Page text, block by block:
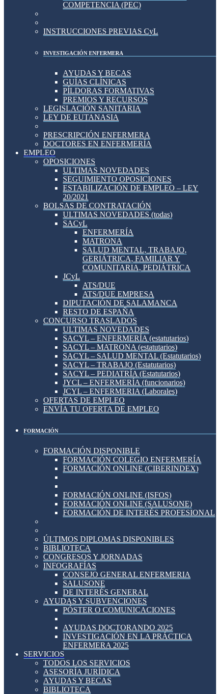
COMPETENCIA (PEC)
INSTRUCCIONES PREVIAS CyL
INVESTIGACIÓN ENFERMERA
AYUDAS Y BECAS
GUÍAS CLÍNICAS
PÍLDORAS FORMATIVAS
PREMIOS Y RECURSOS
LEGISLACIÓN SANITARIA
LEY DE EUTANASIA
PRESCRIPCIÓN ENFERMERA
DOCTORES EN ENFERMERÍA
EMPLEO
OPOSICIONES
ULTIMAS NOVEDADES
SEGUIMIENTO OPOSICIONES
ESTABILIZACIÓN DE EMPLEO – LEY
20/2021
BOLSAS DE CONTRATACIÓN
ULTIMAS NOVEDADES (todas)
SACyL
ENFERMERÍA
MATRONA
SALUD MENTAL, TRABAJO,
GERIÁTRICA, FAMILIAR Y
COMUNITARIA, PEDIÁTRICA
JCyL
ATS/DUE
ATS/DUE EMPRESA
DIPUTACIÓN DE SALAMANCA
RESTO DE ESPAÑA
CONCURSO TRASLADOS
ULTIMAS NOVEDADES
SACYL – ENFERMERÍA (estatutarios)
SACYL – MATRONA (estatutarios)
SACYL – SALUD MENTAL (Estatutarios)
SACYL – TRABAJO (Estatutarios)
SACYL – PEDIATRÍA (Estatutarios)
JYCL – ENFERMERÍA (funcionarios)
JCYL – ENFERMERIA (Laborales)
OFERTAS DE EMPLEO
ENVÍA TU OFERTA DE EMPLEO
FORMACIÓN
FORMACIÓN DISPONIBLE
FORMACIÓN COLEGIO ENFERMERÍA
FORMACIÓN ONLINE (CIBERINDEX)
FORMACIÓN ONLINE (ISFOS)
FORMACIÓN ONLINE (SALUSONE)
FORMACIÓN DE INTERÉS PROFESIONAL
ÚLTIMOS DIPLOMAS DISPONIBLES
BIBLIOTECA
CONGRESOS Y JORNADAS
INFOGRAFÍAS
CONSEJO GENERAL ENFERMERIA
SALUSONE
DE INTERÉS GENERAL
AYUDAS Y SUBVENCIONES
PÓSTER O COMUNICACIONES
AYUDAS DOCTORANDO 2025
INVESTIGACIÓN EN LA PRÁCTICA
ENFERMERA 2025
SERVICIOS
TODOS LOS SERVICIOS
ASESORÍA JURÍDICA
AYUDAS Y BECAS
BIBLIOTECA